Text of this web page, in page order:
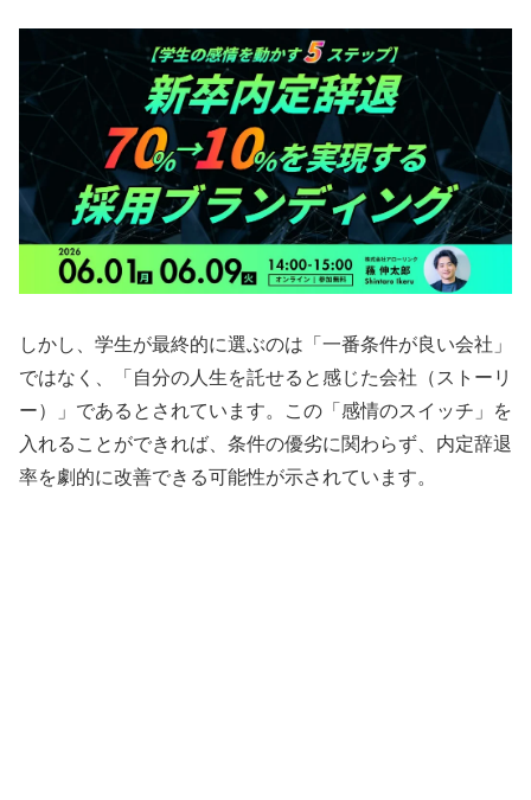
しかし、学生が最終的に選ぶのは「一番条件が良い会社」
ではなく、「自分の人生を託せると感じた会社（ストーリ
ー）」であるとされています。この「感情のスイッチ」を
入れることができれば、条件の優劣に関わらず、内定辞退
率を劇的に改善できる可能性が示されています。